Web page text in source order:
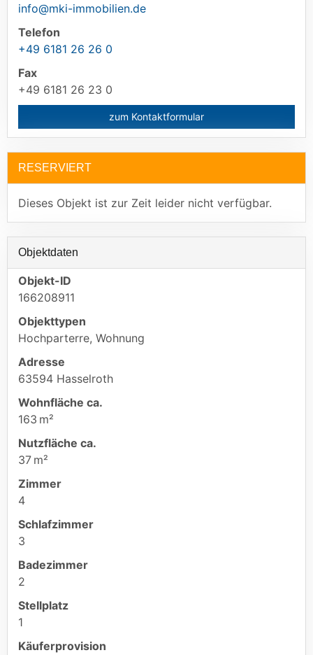
info@mki-immobilien.de
Telefon
+49 6181 26 26 0
Fax
+49 6181 26 23 0
zum Kontaktformular
RESERVIERT
Dieses Objekt ist zur Zeit leider nicht verfügbar.
Objektdaten
Objekt-ID
166208911
Objekttypen
Hochparterre, Wohnung
Adresse
63594 Hasselroth
Wohnfläche ca.
163 m²
Nutzfläche ca.
37 m²
Zimmer
4
Schlafzimmer
3
Badezimmer
2
Stellplatz
1
Käufer­provision